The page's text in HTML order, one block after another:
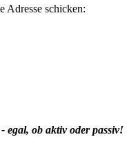
Adresse schicken:
egal, ob aktiv oder passiv!